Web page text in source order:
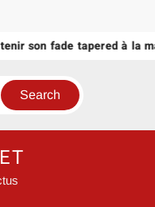
son fade tapered à la